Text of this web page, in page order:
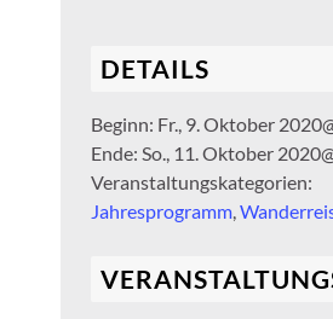
DETAILS
Beginn: Fr., 9. Oktober
Ende: So., 11. Oktober
Veranstaltungskategorien:
Jahresprogramm